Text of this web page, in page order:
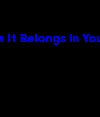
It Belongs in